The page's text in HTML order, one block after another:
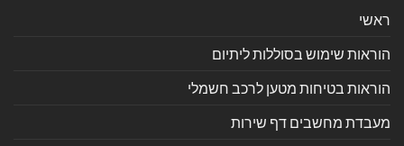
ראשי
הוראות שימוש בסוללות ליתיום
הוראות בטיחות מטען לרכב חשמלי
מעבדת מחשבים דף שירות